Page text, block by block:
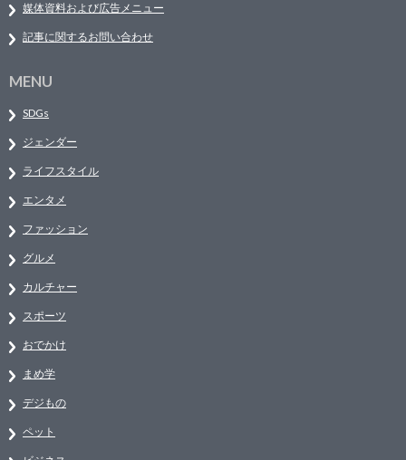
媒体資料および広告メニュー
記事に関するお問い合わせ
MENU
SDGs
ジェンダー
ライフスタイル
エンタメ
ファッション
グルメ
カルチャー
スポーツ
おでかけ
まめ学
デジもの
ペット